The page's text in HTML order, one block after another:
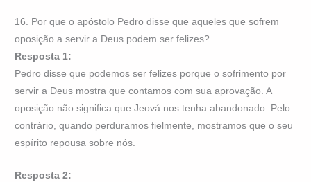
16. Por que o apóstolo Pedro disse que aqueles que sofrem
oposição a servir a Deus podem ser felizes?
Resposta 1:
Pedro disse que podemos ser felizes porque o sofrimento por
servir a Deus mostra que contamos com sua aprovação. A
oposição não significa que Jeová nos tenha abandonado. Pelo
contrário, quando perduramos fielmente, mostramos que o seu
espírito repousa sobre nós.
Resposta 2: